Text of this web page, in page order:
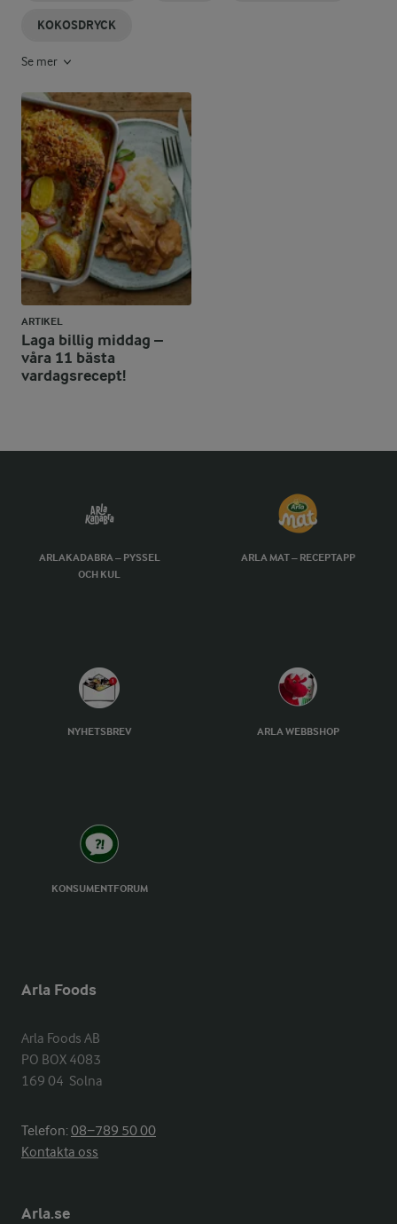
KOKOSDRYCK
Se mer
ARTIKEL
Laga billig middag –
våra 11 bästa
vardagsrecept!
ARLAKADABRA – PYSSEL
OCH KUL
ARLA MAT – RECEPTAPP
NYHETSBREV ARLA WEBBSHOP
KONSUMENTFORUM
Arla Foods
Arla Foods AB
PO BOX 4083
169 04  Solna
Telefon:08−789 50 00
Kontakta oss
Arla.se